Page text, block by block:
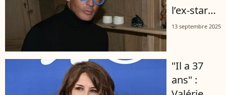
l’ex-star
d’Affaire
parole, un
divorce
13 septembre 2025
"Il a 37
ans" :